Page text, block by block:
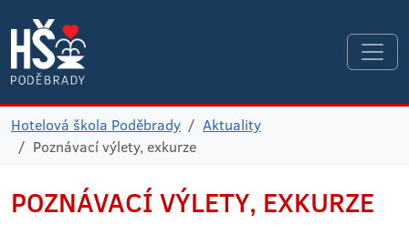
Hotelová škola Poděbrady
Aktuality
Poznávací výlety, exkurze
POZNÁVACÍ VÝLETY, EXKURZE